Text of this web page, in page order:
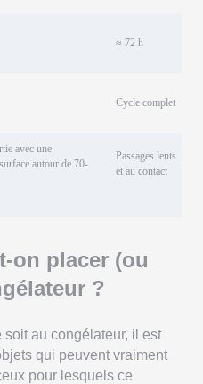
≈ 72 h
Cycle complet
avec une
autour de 70-
Passages lents
et au contact
on placer (ou
?
au congélateur, il est
qui peuvent vraiment
pour lesquels ce